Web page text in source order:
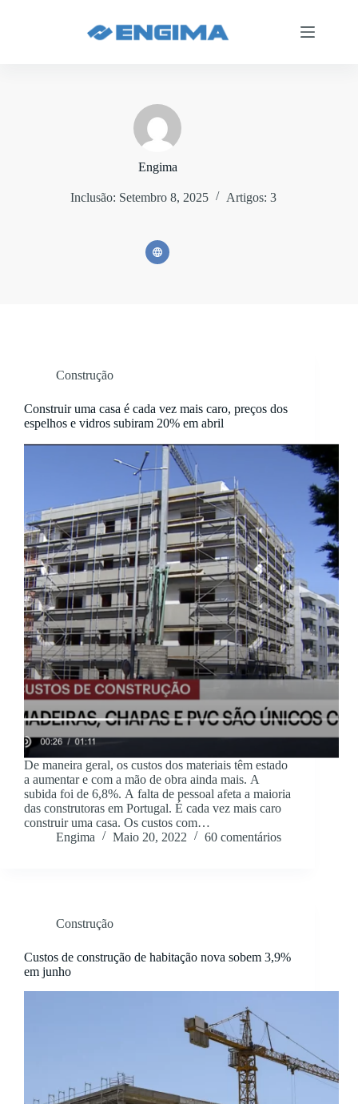
Engima
Inclusão: Setembro 8, 2025 Artigos: 3
Construção
Construir uma casa é cada vez mais caro, preços dos
espelhos e vidros subiram 20% em abril
De maneira geral, os custos dos materiais têm estado
a aumentar e com a mão de obra ainda mais. A
subida foi de 6,8%. A falta de pessoal afeta a maioria
das construtoras em Portugal. É cada vez mais caro
construir uma casa. Os custos com…
Engima
Maio 20, 2022 60 comentários
Construção
Custos de construção de habitação nova sobem 3,9%
em junho